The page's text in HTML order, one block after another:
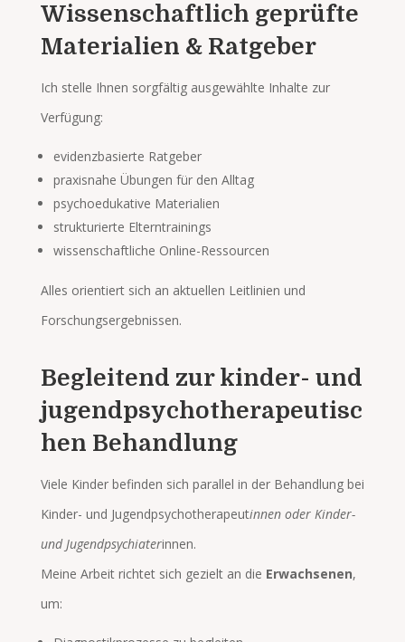
Wissenschaftlich geprüfte
Materialien & Ratgeber
Ich stelle Ihnen sorgfältig ausgewählte Inhalte zur
Verfügung:
evidenzbasierte Ratgeber
praxisnahe Übungen für den Alltag
psychoedukative Materialien
strukturierte Elterntrainings
wissenschaftliche Online-Ressourcen
Alles orientiert sich an aktuellen Leitlinien und
Forschungsergebnissen.
Begleitend zur kinder- und
jugendpsychotherapeutisc
hen Behandlung
Viele Kinder befinden sich parallel in der Behandlung bei
Kinder- und Jugendpsychotherapeutinnen oder Kinder-
und Jugendpsychiaterinnen.
Meine Arbeit richtet sich gezielt an die Erwachsenen,
um: